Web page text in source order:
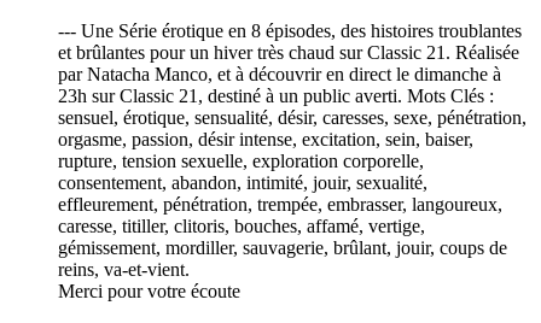
--- Une Série érotique en 8 épisodes, des histoires troublantes
et brûlantes pour un hiver très chaud sur Classic 21. Réalisée
par Natacha Manco, et à découvrir en direct le dimanche à
23h sur Classic 21, destiné à un public averti. Mots Clés :
sensuel, érotique, sensualité, désir, caresses, sexe, pénétration,
orgasme, passion, désir intense, excitation, sein, baiser,
rupture, tension sexuelle, exploration corporelle,
consentement, abandon, intimité, jouir, sexualité,
effleurement, pénétration, trempée, embrasser, langoureux,
caresse, titiller, clitoris, bouches, affamé, vertige,
gémissement, mordiller, sauvagerie, brûlant, jouir, coups de
reins, va-et-vient.
Merci pour votre écoute